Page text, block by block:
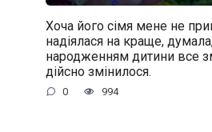
Хоча його сімя мене не
надіялася на краще,
народженням дитини все
дійсно змінилося.
0 994